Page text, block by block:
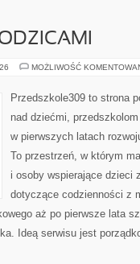
MOŻLIWOŚĆ
Przedszkole309 to strona
nad dziećmi,
w pierwszych latach
To przestrzeń, w którym
i osoby wspierające dzieci
dotyczące codzienności z
aż po pierwsze lata
Ideą serwisu jest